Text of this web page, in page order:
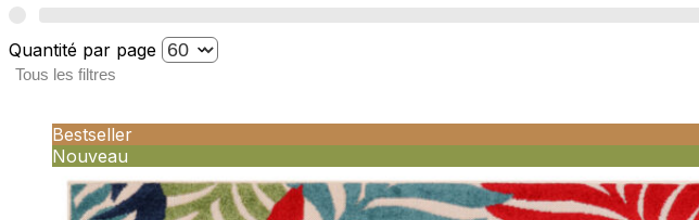
Quantité par page
Tous les filtres
Bestseller
Nouveau